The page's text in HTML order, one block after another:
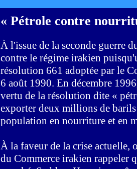
« Pétrole contre
À l'issue de la seconde guerre
contre le régime irakien
résolution 661 adoptée par le
6 août 1990. En décembre
vertu de la résolution dite «
exporter deux millions de
population en nourriture et en
À la faveur de la crise actuelle,
du Commerce irakien rappeler